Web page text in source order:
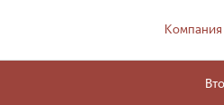
Компания